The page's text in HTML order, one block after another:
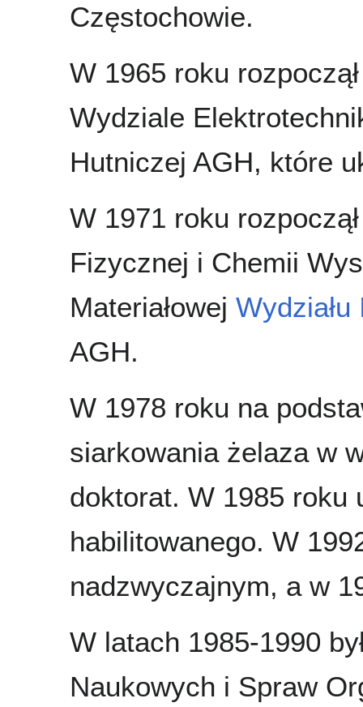
Częstochowie.
W 1965 roku
Wydziale
Hutniczej AGH, które
W 1971 roku
Fizycznej i Chemii
Materiałowej
AGH.
W 1978 roku na
siarkowania żelaza w
doktorat. W 1985 roku
habilitowanego. W
nadzwyczajnym, a w
W latach 1985-1990
Naukowych i Spraw